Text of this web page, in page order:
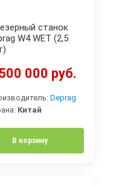
станок
W4 WET (2,5
000 руб.
Deprag
Китай
В корзину